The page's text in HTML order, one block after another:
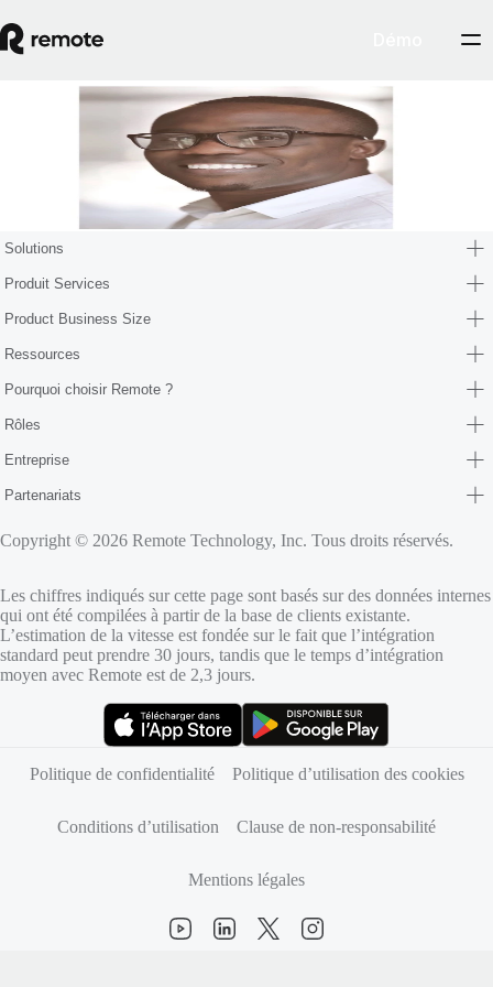
Shay Ogunsanya
Solutions
Produit Services
Product Business Size
Ressources
Pourquoi choisir Remote ?
Rôles
Entreprise
Partenariats
Copyright © 2026 Remote Technology, Inc. Tous droits réservés.
Les chiffres indiqués sur cette page sont basés sur des données internes
qui ont été compilées à partir de la base de clients existante.
L’estimation de la vitesse est fondée sur le fait que l’intégration
standard peut prendre 30 jours, tandis que le temps d’intégration
moyen avec Remote est de 2,3 jours.
Politique de confidentialité
Politique d’utilisation des cookies
Conditions d’utilisation Clause de non-responsabilité
Mentions légales